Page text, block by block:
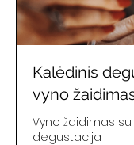
Kalėdinis
vyno
Vyno žaidimas
degustacija